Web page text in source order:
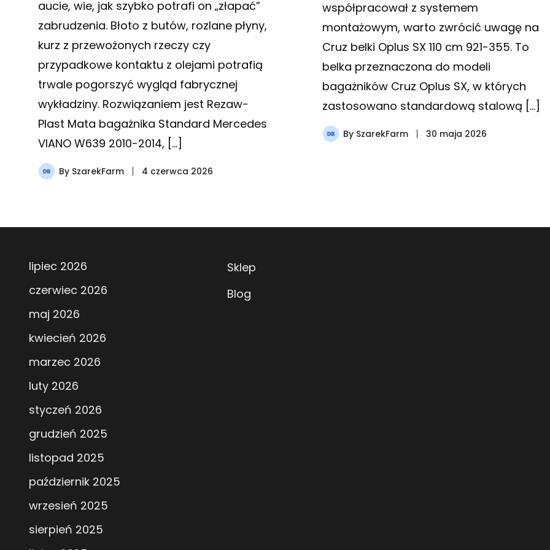
aucie, wie, jak szybko potrafi on „złapać”
zabrudzenia. Błoto z butów, rozlane płyny,
kurz z przewożonych rzeczy czy
przypadkowe kontaktu z olejami potrafią
trwale pogorszyć wygląd fabrycznej
wykładziny. Rozwiązaniem jest Rezaw-
Plast Mata bagażnika Standard Mercedes
VIANO W639 2010-2014, […]
By SzarekFarm 4 czerwca 2026
współpracował z systemem
montażowym, warto zwrócić uwagę na
Cruz belki Oplus SX 110 cm 921-355. To
belka przeznaczona do modeli
bagażników Cruz Oplus SX, w których
zastosowano standardową stalową […]
By SzarekFarm 30 maja 2026
lipiec 2026
czerwiec 2026
maj 2026
kwiecień 2026
marzec 2026
luty 2026
styczeń 2026
grudzień 2025
listopad 2025
październik 2025
wrzesień 2025
sierpień 2025
Sklep
Blog